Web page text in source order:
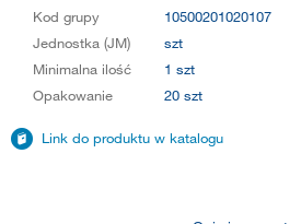
Kod grupy
10500201020107
Jednostka (JM)
szt
Minimalna ilość
1 szt
Opakowanie
20 szt
Link do produktu w katalogu